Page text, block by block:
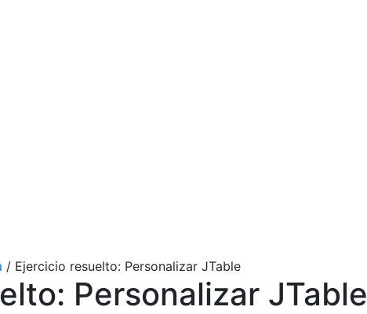
/ Ejercicio resuelto: Personalizar JTable
Personalizar JTable